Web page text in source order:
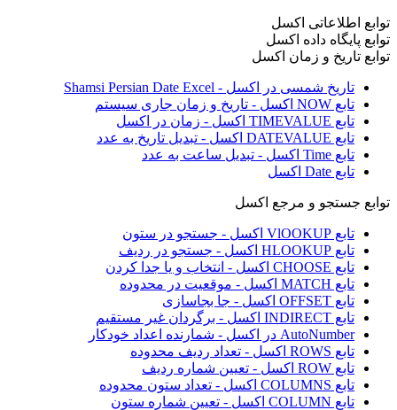
توابع اطلاعاتی اکسل
توابع پایگاه داده اکسل
توابع تاریخ و زمان اکسل
تاریخ شمسی در اکسل - Shamsi Persian Date Excel
تابع NOW اکسل - تاریخ و زمان جاری سیستم
تابع TIMEVALUE اکسل - زمان در اکسل
تابع DATEVALUE اکسل - تبدیل تاریخ به عدد
تابع Time اکسل - تبدیل ساعت به عدد
تابع Date اکسل
توابع جستجو و مرجع اکسل
تابع VlOOKUP اکسل - جستجو در ستون
تابع HLOOKUP اکسل - جستجو در ردیف
تابع CHOOSE اکسل - انتخاب و یا جدا کردن
تابع MATCH اکسل - موقعیت در محدوده
تابع OFFSET اکسل - جا بجاسازی
تابع INDIRECT اکسل - برگردان غیر مستقیم
AutoNumber در اکسل - شمارنده اعداد خودکار
تابع ROWS اکسل - تعداد ردیف محدوده
تابع ROW اکسل - تعیین شماره ردیف
تابع COLUMNS اکسل - تعداد ستون محدوده
تابع COLUMN اکسل - تعیین شماره ستون